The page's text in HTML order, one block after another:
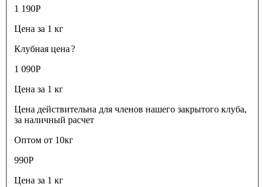
1 190Р
Цена за 1 кг
Клубная цена?
1 090Р
Цена за 1 кг
Цена действительна для членов нашего закрытого клуба,
за наличный расчет
Оптом от 10кг
990Р
Цена за 1 кг